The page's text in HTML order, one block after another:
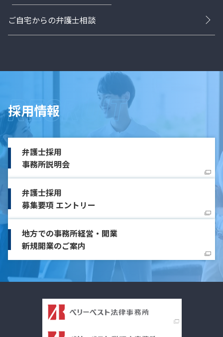
ご自宅からの弁護士相談
採用情報
弁護士採用
事務所説明会
弁護士採用
募集要項 エントリー
地方での事務所経営・開業
新規開業のご案内